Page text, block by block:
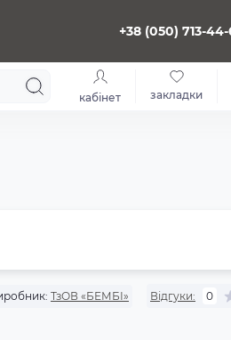
+38 (050) 713-
кабінет закладки
ТзОВ «БЕМБІ» Відгуки: 0